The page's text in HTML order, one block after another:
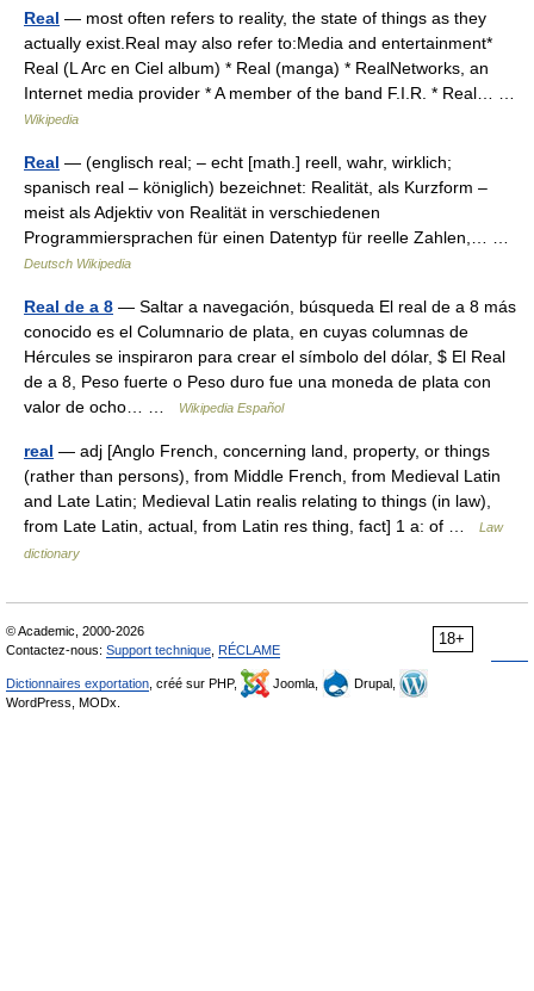
Real — most often refers to reality, the state of things as they
actually exist.Real may also refer to:Media and entertainment*
Real (L Arc en Ciel album) * Real (manga) * RealNetworks, an
Internet media provider * A member of the band F.I.R. * Real… …
Wikipedia
Real — (englisch real; – echt [math.] reell, wahr, wirklich;
spanisch real – königlich) bezeichnet: Realität, als Kurzform –
meist als Adjektiv von Realität in verschiedenen
Programmiersprachen für einen Datentyp für reelle Zahlen,… …
Deutsch Wikipedia
Real de a 8 — Saltar a navegación, búsqueda El real de a 8 más
conocido es el Columnario de plata, en cuyas columnas de
Hércules se inspiraron para crear el símbolo del dólar, $ El Real
de a 8, Peso fuerte o Peso duro fue una moneda de plata con
valor de ocho… …
Wikipedia Español
real — adj [Anglo French, concerning land, property, or things
(rather than persons), from Middle French, from Medieval Latin
and Late Latin; Medieval Latin realis relating to things (in law),
from Late Latin, actual, from Latin res thing, fact] 1 a: of …
Law
dictionary
18+
© Academic, 2000-2026
Contactez-nous: Support technique RÉCLAME
Dictionnaires exportation , créé sur PHP, Joomla,
Drupal,
WordPress, MODx.